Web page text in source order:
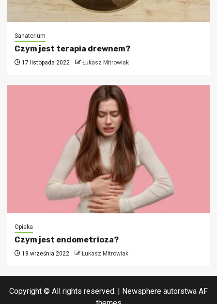
Sanatorium
Czym jest terapia drewnem?
17 listopada 2022 Łukasz Mitrowiak
Opieka
Czym jest endometrioza?
18 września 2022 Łukasz Mitrowiak
Copyright © All rights reserved. Newsphere autorstwa AF